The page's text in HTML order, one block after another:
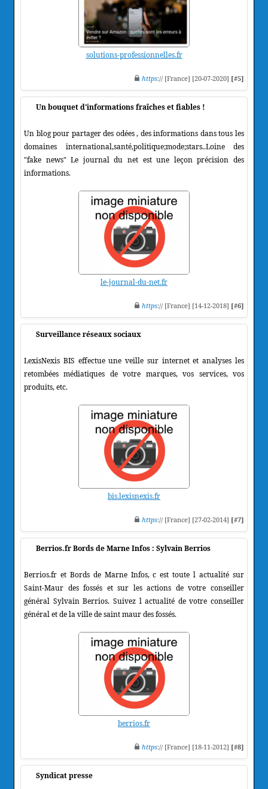
solutions-professionnelles.fr
https:// [France] [20-07-2020] [#5]
Un bouquet d'informations fraîches et fiables !
Un blog pour partager des odées , des informations dans tous les
domaines international,santé,politique;mode;stars..Loine des
"fake news" Le journal du net est une leçon précision des
informations.
le-journal-du-net.fr
https:// [France] [14-12-2018] [#6]
Surveillance réseaux sociaux
LexisNexis BIS effectue une veille sur internet et analyses les
retombées médiatiques de votre marques, vos services, vos
produits, etc.
bis.lexisnexis.fr
https:// [France] [27-02-2014] [#7]
Berrios.fr Bords de Marne Infos : Sylvain Berrios
Berrios.fr et Bords de Marne Infos, c est toute l actualité sur
Saint-Maur des fossés et sur les actions de votre conseiller
général Sylvain Berrios. Suivez l actualité de votre conseiller
général et de la ville de saint maur des fossés.
berrios.fr
https:// [France] [18-11-2012] [#8]
Syndicat presse